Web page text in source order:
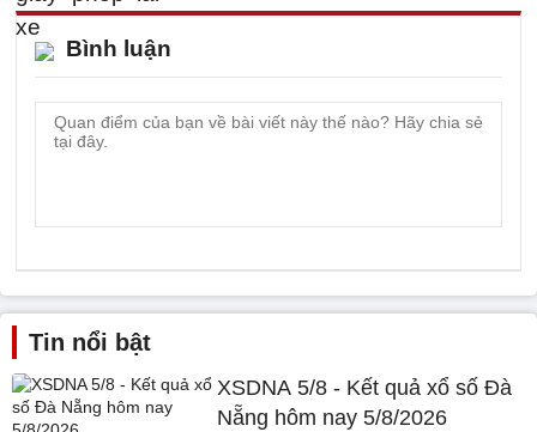
Bình luận
Tin nổi bật
XSDNA 5/8 - Kết quả xổ số Đà
Nẵng hôm nay 5/8/2026